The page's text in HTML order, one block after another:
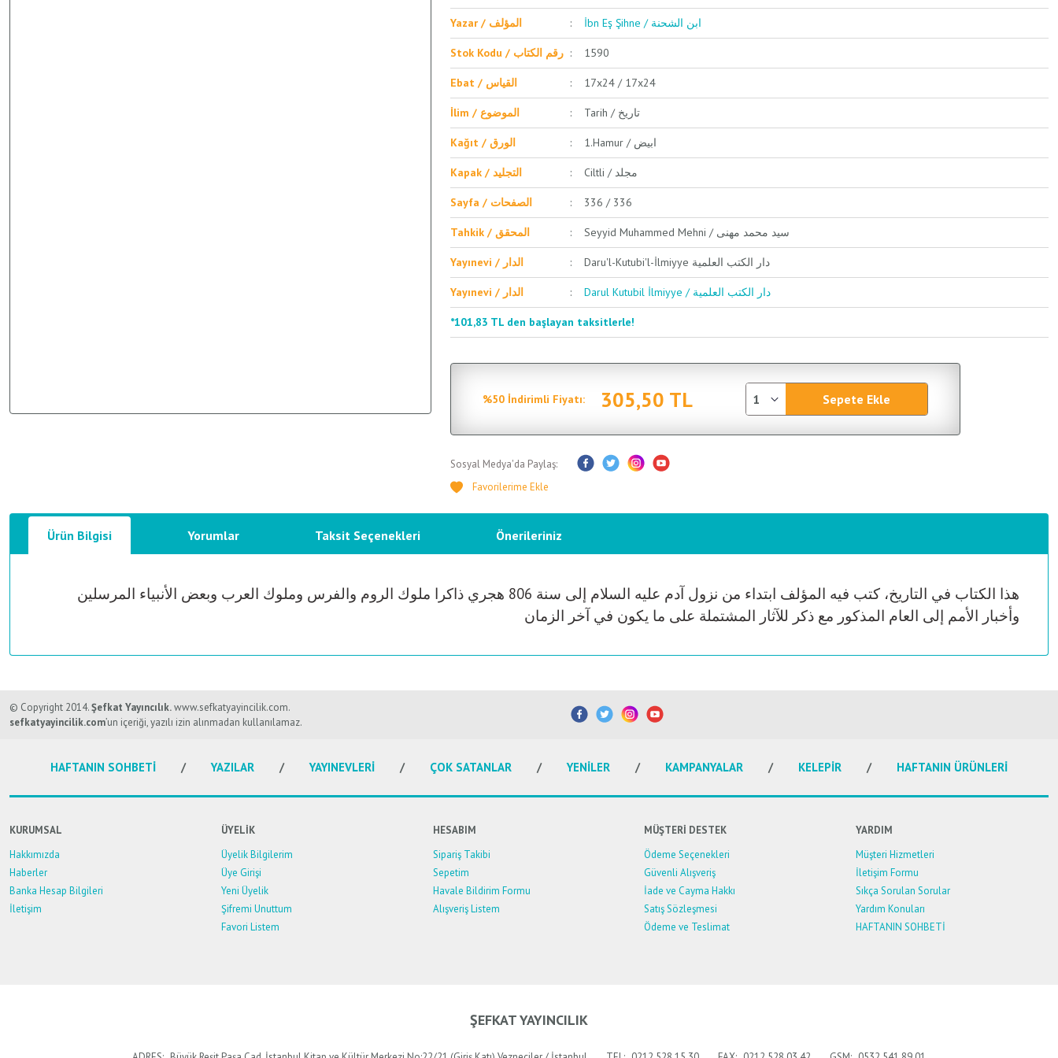
Yazar / المؤلف İbn Eş Şihne / ابن الشحنة
Stok Kodu / رقم الكتاب 1590
Ebat / القياس 17x24 / 17x24
İlim / الموضوع Tarih / تاريخ
Kağıt / الورق 1.Hamur / ابيض
Kapak / التجليد Ciltli / مجلد
Sayfa / الصفحات 336 / 336
Tahkik / المحقق Seyyid Muhammed Mehni / سيد محمد مهنى
Yayınevi / الدار Daru'l-Kutubi'l-İlmiyye دار الكتب العلمية
Yayınevi / الدار Darul Kutubil İlmiyye / دار الكتب العلمية
*101,83 TL den başlayan taksitlerle!
%50 İndirimli Fiyatı: 305,50 TL Sepete Ekle
Sosyal Medya'da Paylaş:
Ürün Bilgisi Yorumlar Taksit Seçenekleri Önerileriniz
هذا الكتاب في التاريخ، كتب فيه المؤلف ابتداء من نزول آدم عليه السلام إلى سنة 806 هجري ذاكرا ملوك الروم والفرس وملوك العرب وبعض الأنبياء المرسلين
وأخبار الأمم إلى العام المذكور مع ذكر للآثار المشتملة على ما يكون في آخر الزمان
Bu ürüne ilk yorumu siz yapın!
Yorum Yaz
Görüş ve önerileriniz için teşekkür ederiz.
Ürün açıklamasında eksik bilgiler bulunuyor.
Bu ürüne benzer farklı alternatifler olmalı.
© Copyright 2014.Şefkat Yayıncılık.www.sefkatyayincilik.com.
sefkatyayincilik.com’un içeriği, yazılı izin alınmadan kullanılamaz.
HAFTANIN SOHBETİ YAZILAR YAYINEVLERİ ÇOK SATANLAR YENİLER KAMPANYALAR KELEPİR HAFTANIN ÜRÜNLERİ
KURUMSAL
Hakkımızda
Haberler
Banka Hesap Bilgileri
İletişim
ÜYELİK
Üyelik Bilgilerim
Üye Girişi
Yeni Üyelik
Şifremi Unuttum
Favori Listem
HESABIM
Sipariş Takibi
Sepetim
Havale Bildirim Formu
Alışveriş Listem
MÜŞTERİ DESTEK
Ödeme Seçenekleri
Güvenli Alışveriş
İade ve Cayma Hakkı
Satış Sözleşmesi
Ödeme ve Teslimat
YARDIM
Müşteri Hizmetleri
İletişim Formu
Sıkça Sorulan Sorular
Yardım Konuları
HAFTANIN SOHBETİ
ŞEFKAT YAYINCILIK